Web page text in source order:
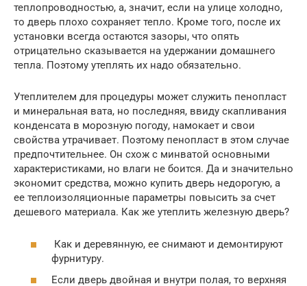
теплопроводностью, а, значит, если на улице холодно,
то дверь плохо сохраняет тепло. Кроме того, после их
установки всегда остаются зазоры, что опять
отрицательно сказывается на удержании домашнего
тепла. Поэтому утеплять их надо обязательно.
Утеплителем для процедуры может служить пенопласт
и минеральная вата, но последняя, ввиду скапливания
конденсата в морозную погоду, намокает и свои
свойства утрачивает. Поэтому пенопласт в этом случае
предпочтительнее. Он схож с минватой основными
характеристиками, но влаги не боится. Да и значительно
экономит средства, можно купить дверь недорогую, а
ее теплоизоляционные параметры повысить за счет
дешевого материала. Как же утеплить железную дверь?
Как и деревянную, ее снимают и демонтируют
фурнитуру.
Если дверь двойная и внутри полая, то верхняя